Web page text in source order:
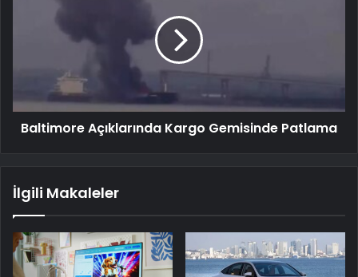
Baltimore Açıklarında Kargo Gemisinde Patlama
İlgili Makaleler